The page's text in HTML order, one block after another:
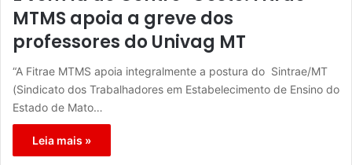
MTMS apoia a greve dos
professores do Univag MT
“A Fitrae MTMS apoia integralmente a postura do Sintrae/MT
(Sindicato dos Trabalhadores em Estabelecimento de Ensino do
Estado de Mato…
Leia mais »